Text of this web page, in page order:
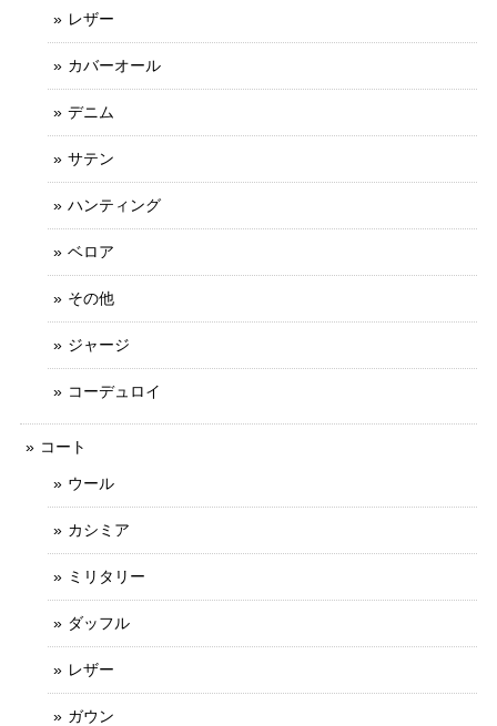
レザー
カバーオール
デニム
サテン
ハンティング
ベロア
その他
ジャージ
コーデュロイ
コート
ウール
カシミア
ミリタリー
ダッフル
レザー
ガウン